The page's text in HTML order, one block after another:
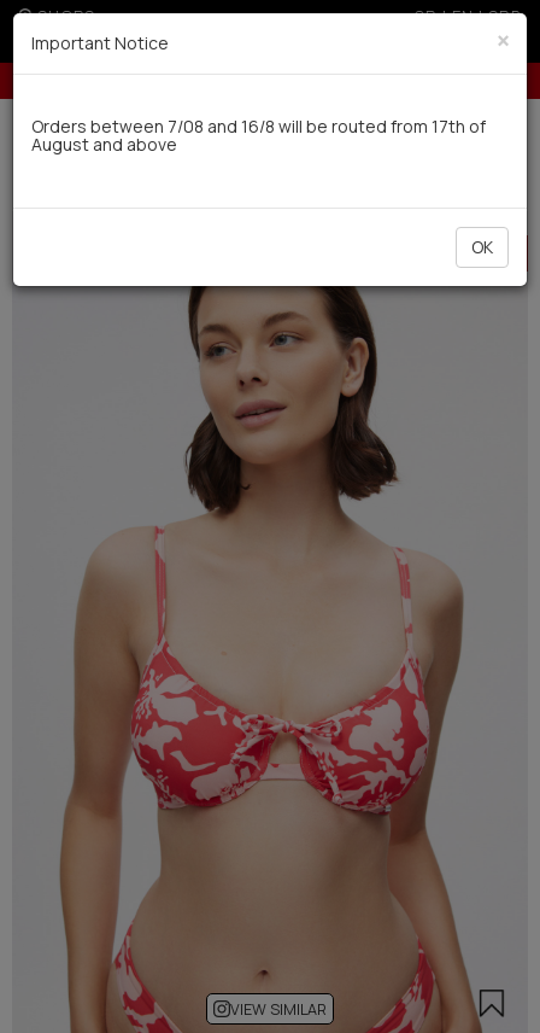
SHOPS GR|EN|SRB
EU & 300€ for non EU (sale season) 10% off for orders
Delivery in 7-9 working days via UPS
HOT
OFFER
VIEW SIMILAR
×
Important Notice
Orders between 7/08 and 16/8 will be routed from 17th of
August and above
OK